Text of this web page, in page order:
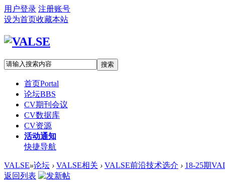
用户登录 注册账号
设为首页收藏本站
搜索
首页Portal
论坛BBS
CV期刊会议
CV数据库
CV资源
活动通知
快捷导航
VALSE»论坛 › VALSE相关 › VALSE前沿技术选介 › 18-25期
返回列表